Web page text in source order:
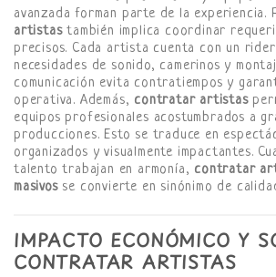
avanzada forman parte de la experiencia.
artistastambién implica coordinar
precisos. Cada artista cuenta con un
necesidades de sonido, camerinos y
comunicación evita contratiempos y
operativa. Además, contratar artistas
equipos profesionales acostumbrados a
producciones. Esto se traduce en
organizados y visualmente impactantes.
talento trabajan en armonía, contratar
masivosse convierte en sinónimo de
IMPACTO ECONÓMICO Y
CONTRATAR ARTISTAS